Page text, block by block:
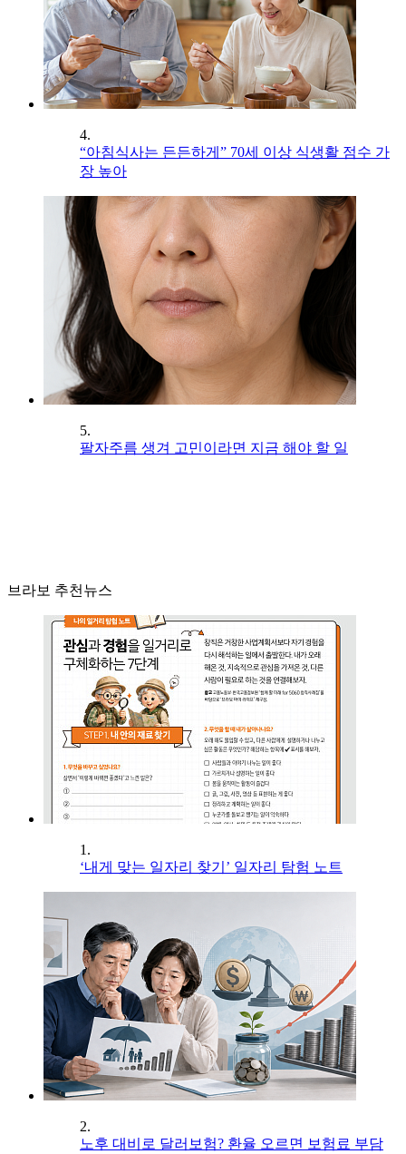
4.
“아침식사는 든든하게” 70세 이상 식생활 점수 가
장 높아
5.
팔자주름 생겨 고민이라면 지금 해야 할 일
브라보 추천뉴스
1.
‘내게 맞는 일자리 찾기’ 일자리 탐험 노트
2.
노후 대비로 달러보험? 환율 오르면 보험료 부담